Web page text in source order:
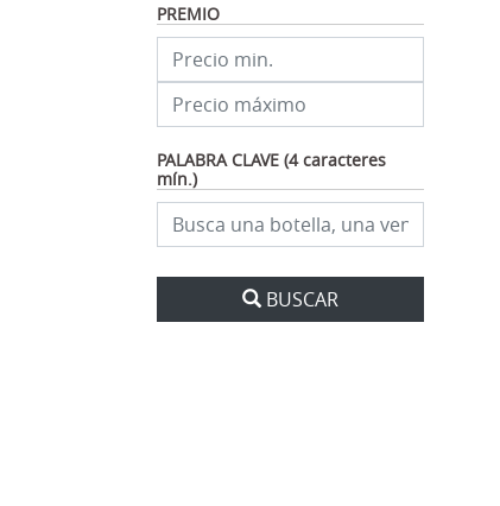
1978
1973
1967
1966
1964
1961
1959
1944
1942
1937
PREMIO
PALABRA CLAVE (4 caracteres
mín.)
BUSCAR